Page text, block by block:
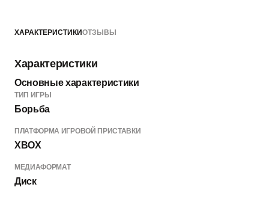
ХАРАКТЕРИСТИКИОТЗЫВЫ
Характеристики
Основные характеристики
ТИП ИГРЫ
Борьба
ПЛАТФОРМА ИГРОВОЙ ПРИСТАВКИ
XBOX
МЕДИАФОРМАТ
Диск